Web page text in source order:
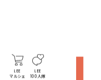
LEE
マルシェ
LEE
100人隊